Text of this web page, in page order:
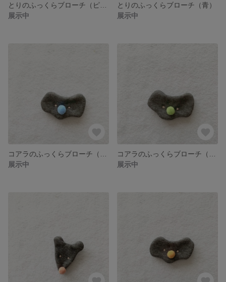
展示中
とりのふっくらブローチ（青）
展示中
展示中
展示中